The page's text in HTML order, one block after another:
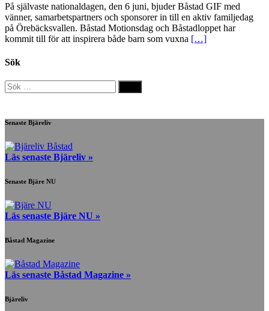
På självaste nationaldagen, den 6 juni, bjuder Båstad GIF med
vänner, samarbetspartners och sponsorer in till en aktiv familjedag
på Örebäcksvallen. Båstad Motionsdag och Båstadloppet har
kommit till för att inspirera både barn som vuxna […]
Sök
Sök
efter:
Senaste Bjäreliv
Läs senaste Bjäreliv »
Senaste Bjäre NU
Läs senaste Bjäre NU »
Båstad Magazine
Läs senaste Båstad Magazine »
Bjäreliv